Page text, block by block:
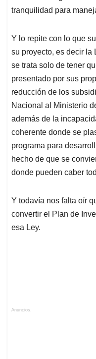
tranquilidad para
Y lo repite con lo que
su proyecto, es decir la
se trata solo de tener
presentado por sus
reducción de los
Nacional al Ministerio
además de la
coherente donde se
programa para
hecho de que se
donde pueden caber
Y todavía nos falta oír
convertir el Plan de
esa Ley.
Anuncios.